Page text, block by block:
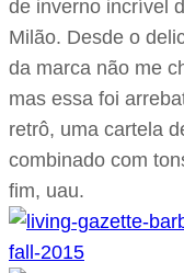
de inverno incrível
Milão. Desde o
da marca não me
mas essa foi
retrô, uma cartela
combinado com
fim, uau.